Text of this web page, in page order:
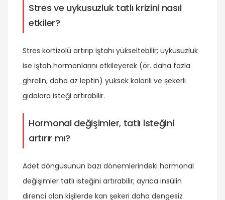
Stres ve uykusuzluk tatlı krizini nasıl
etkiler?
Stres kortizolü artırıp iştahı yükseltebilir; uykusuzluk
ise iştah hormonlarını etkileyerek (ör. daha fazla
ghrelin, daha az leptin) yüksek kalorili ve şekerli
gıdalara isteği artırabilir.
Hormonal değişimler, tatlı isteğini
artırır mı?
Adet döngüsünün bazı dönemlerindeki hormonal
değişimler tatlı isteğini artırabilir; ayrıca insülin
direnci olan kişilerde kan şekeri daha dengesiz